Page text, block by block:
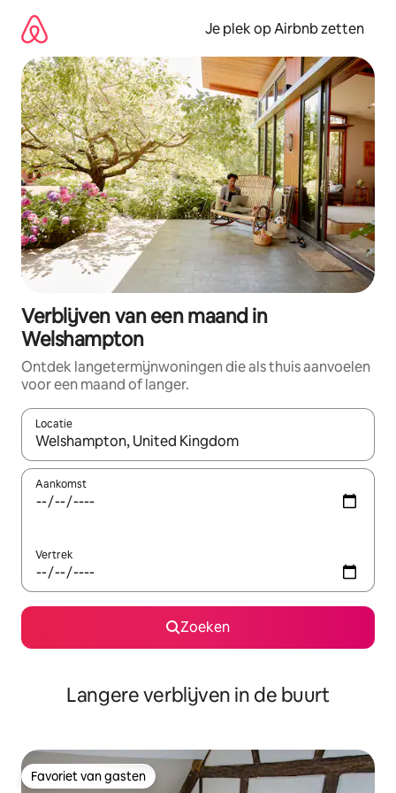
direct
naar
inhoud
Je plek op Airbnb zetten
Verblijven van een maand in
Welshampton
Ontdek langetermijnwoningen die als thuis aanvoelen
voor een maand of langer.
Locatie
Wanneer er resultaten beschikbaar zijn, maak je een keuze
Aankomst
Vertrek
Zoeken
Langere verblijven in de buurt
Favoriet van gasten
Favoriet van gasten